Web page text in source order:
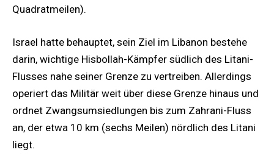
Quadratmeilen).
Israel hatte behauptet, sein Ziel im Libanon bestehe
darin, wichtige Hisbollah-Kämpfer südlich des Litani-
Flusses nahe seiner Grenze zu vertreiben. Allerdings
operiert das Militär weit über diese Grenze hinaus und
ordnet Zwangsumsiedlungen bis zum Zahrani-Fluss
an, der etwa 10 km (sechs Meilen) nördlich des Litani
liegt.